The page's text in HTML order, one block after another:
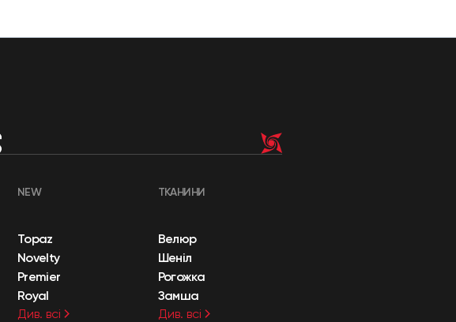
NEW
Topaz
Novelty
Premier
Royal
Див. всі
ТКАНИНИ
Велюр
Шеніл
Рогожка
Замша
Див. всі